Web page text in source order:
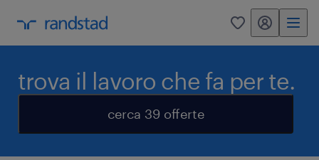
0 my randstad
trova il lavoro che fa per te.
cerca 39 offerte